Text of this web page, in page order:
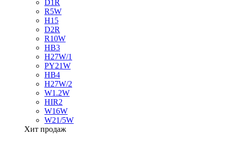
D1R
R5W
H15
D2R
R10W
HB3
H27W/1
PY21W
HB4
H27W/2
W1.2W
HIR2
W16W
W21/5W
Хит продаж